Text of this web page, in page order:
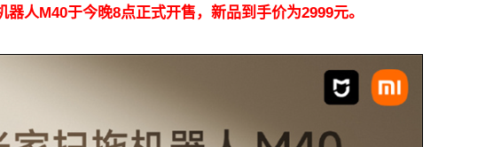
器人M40于今晚8点正式开售，新品到手价为2999元。